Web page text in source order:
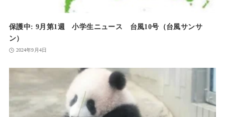
保護中: 9月第1週 小学生ニュース 台風10号（台風サンサ
ン）
2024年9月4日